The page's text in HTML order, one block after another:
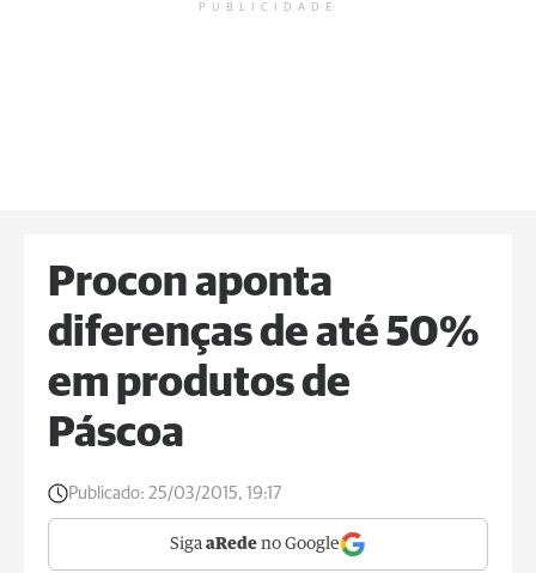
PUBLICIDADE
Procon aponta
diferenças de até 50%
em produtos de
Páscoa
Publicado: 25/03/2015, 19:17
Siga aRede no Google